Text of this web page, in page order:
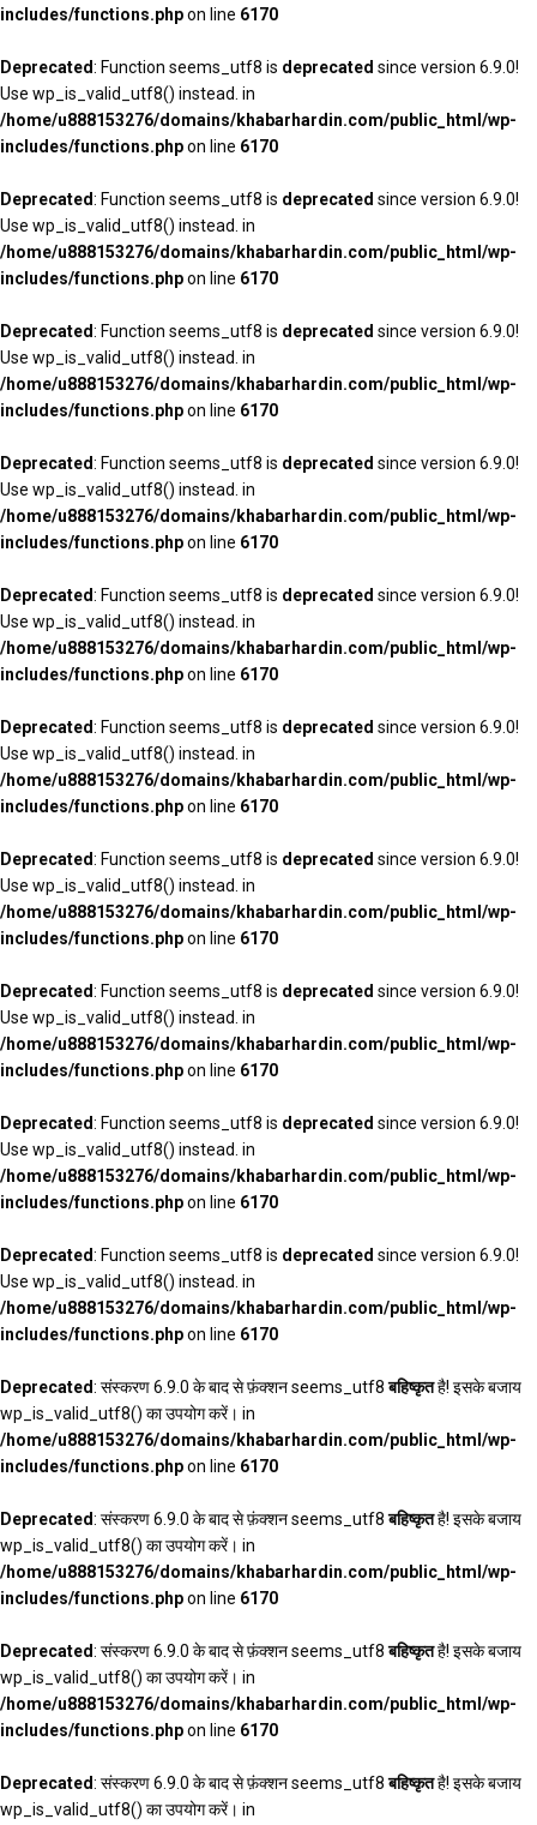
includes/functions.phpon line 6170
Deprecated: Function seems_utf8 is deprecated since version 6.9.0!
Use wp_is_valid_utf8() instead. in
/home/u888153276/domains/khabarhardin.com/public_html/wp-
includes/functions.phpon line 6170
Deprecated: Function seems_utf8 is deprecated since version 6.9.0!
Use wp_is_valid_utf8() instead. in
/home/u888153276/domains/khabarhardin.com/public_html/wp-
includes/functions.phpon line 6170
Deprecated: Function seems_utf8 is deprecated since version 6.9.0!
Use wp_is_valid_utf8() instead. in
/home/u888153276/domains/khabarhardin.com/public_html/wp-
includes/functions.phpon line 6170
Deprecated: Function seems_utf8 is deprecated since version 6.9.0!
Use wp_is_valid_utf8() instead. in
/home/u888153276/domains/khabarhardin.com/public_html/wp-
includes/functions.phpon line 6170
Deprecated: Function seems_utf8 is deprecated since version 6.9.0!
Use wp_is_valid_utf8() instead. in
/home/u888153276/domains/khabarhardin.com/public_html/wp-
includes/functions.phpon line 6170
Deprecated: Function seems_utf8 is deprecated since version 6.9.0!
Use wp_is_valid_utf8() instead. in
/home/u888153276/domains/khabarhardin.com/public_html/wp-
includes/functions.phpon line 6170
Deprecated: Function seems_utf8 is deprecated since version 6.9.0!
Use wp_is_valid_utf8() instead. in
/home/u888153276/domains/khabarhardin.com/public_html/wp-
includes/functions.phpon line 6170
Deprecated: Function seems_utf8 is deprecated since version 6.9.0!
Use wp_is_valid_utf8() instead. in
/home/u888153276/domains/khabarhardin.com/public_html/wp-
includes/functions.phpon line 6170
Deprecated: Function seems_utf8 is deprecated since version 6.9.0!
Use wp_is_valid_utf8() instead. in
/home/u888153276/domains/khabarhardin.com/public_html/wp-
includes/functions.phpon line 6170
Deprecated: Function seems_utf8 is deprecated since version 6.9.0!
Use wp_is_valid_utf8() instead. in
/home/u888153276/domains/khabarhardin.com/public_html/wp-
includes/functions.phpon line 6170
Deprecated: संस्करण 6.9.0 के बाद से फ़ंक्शन seems_utf8बहिष्कृतहै! इसके बजाय
wp_is_valid_utf8() का उपयोग करें। in
/home/u888153276/domains/khabarhardin.com/public_html/wp-
includes/functions.phpon line 6170
Deprecated: संस्करण 6.9.0 के बाद से फ़ंक्शन seems_utf8बहिष्कृतहै! इसके बजाय
wp_is_valid_utf8() का उपयोग करें। in
/home/u888153276/domains/khabarhardin.com/public_html/wp-
includes/functions.phpon line 6170
Deprecated: संस्करण 6.9.0 के बाद से फ़ंक्शन seems_utf8बहिष्कृतहै! इसके बजाय
wp_is_valid_utf8() का उपयोग करें। in
/home/u888153276/domains/khabarhardin.com/public_html/wp-
includes/functions.phpon line 6170
Deprecated: संस्करण 6.9.0 के बाद से फ़ंक्शन seems_utf8बहिष्कृतहै! इसके बजाय
wp_is_valid_utf8() का उपयोग करें। in